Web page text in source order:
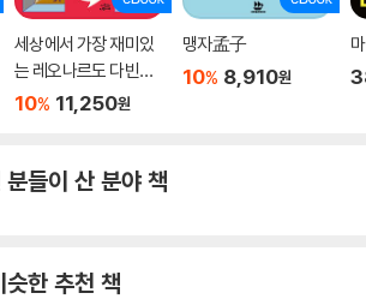
세상에서 가장 재미있
는 레오나르도 다빈치
이야기
10% 11,250원
맹자孟子
10% 8,910원
들이 산 분야 책
한 추천 책